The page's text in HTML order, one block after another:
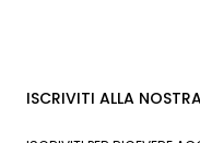
ISCRIVITI ALLA